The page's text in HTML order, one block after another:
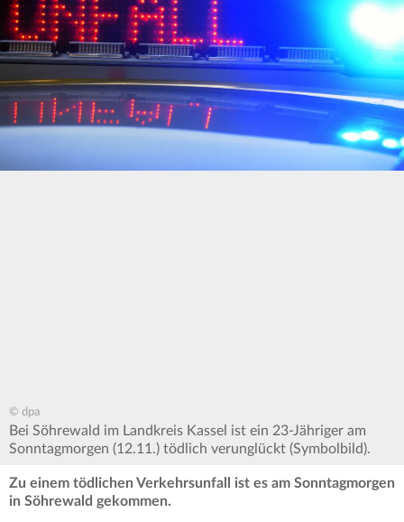
© dpa
Bei Söhrewald im Landkreis Kassel ist ein 23-Jähriger am
Sonntagmorgen (12.11.) tödlich verunglückt (Symbolbild).
Zu einem tödlichen Verkehrsunfall ist es am Sonntagmorgen
in Söhrewald gekommen.